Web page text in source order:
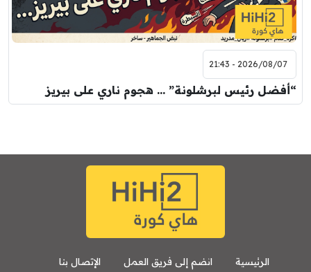
2026/08/07 - 21:43
“أفضل رئيس لبرشلونة” … هجوم ناري على بيريز
الرئيسية انضم إلى فريق العمل الإتصال بنا